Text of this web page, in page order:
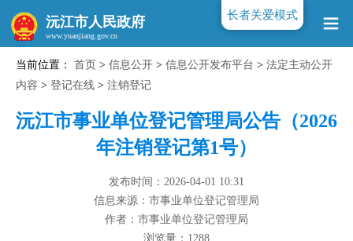
沅江市人民政府
www.yuanjiang.gov.cn
当前位置： 首页 > 信息公开 > 信息公开发布平台 > 法定主动公开
内容 > 登记在线 > 注销登记
沅江市事业单位登记管理局公告（2026
年注销登记第1号）
发布时间：2026-04-01 10:31
信息来源：市事业单位登记管理局
作者：市事业单位登记管理局
浏览量： 1288
长者关爱模式